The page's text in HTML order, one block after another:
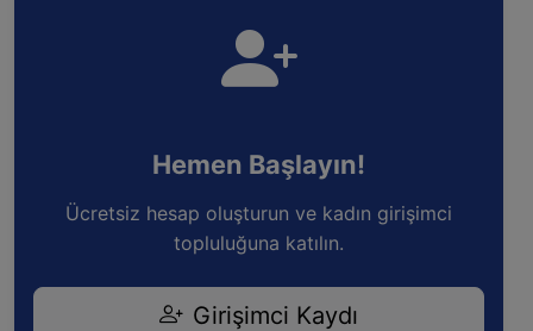
Hemen Başlayın!
Ücretsiz hesap oluşturun ve kadın girişimci
topluluğuna katılın.
Girişimci Kaydı